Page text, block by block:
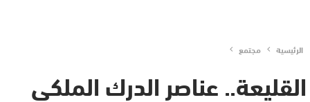
الرئيسية مجتمع
القليعة.. عناصر الدرك الملكي